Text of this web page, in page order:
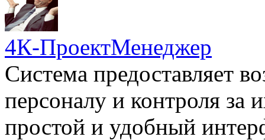
4К-ПроектМенеджер
Система предоставляет
персоналу и контроля
простой и удобный